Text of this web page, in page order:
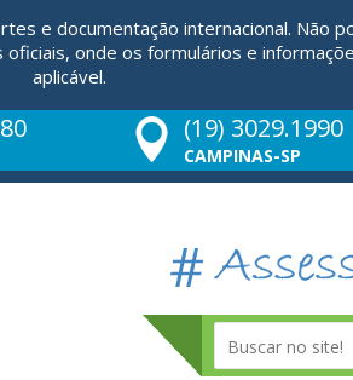
e documentação internacional. Não
onde os formulários e
aplicável.
(19) 3029.1990
CAMPINAS-SP